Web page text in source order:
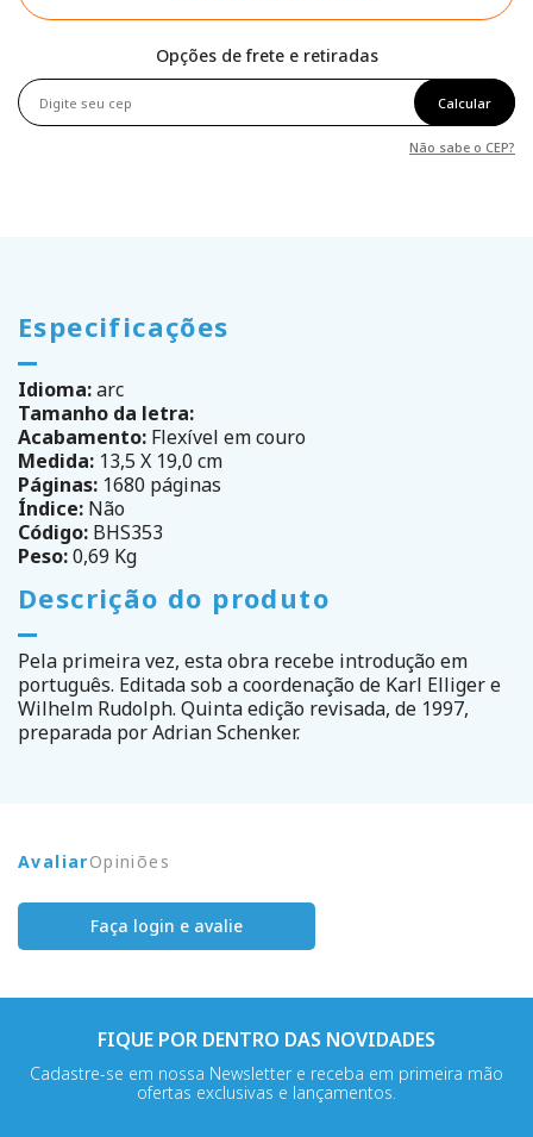
Opções de frete e retiradas
Calcular
Não sabe o CEP?
Especificações
Idioma:arc
Tamanho da letra:
Acabamento: Flexível em couro
Medida: 13,5 X 19,0 cm
Páginas: 1680 páginas
Índice: Não
Código: BHS353
Peso:0,69 Kg
Descrição do produto
Pela primeira vez, esta obra recebe introdução em
português. Editada sob a coordenação de Karl Elliger e
Wilhelm Rudolph. Quinta edição revisada, de 1997,
preparada por Adrian Schenker.
AvaliarOpiniões
Faça login e avalie
FIQUE POR DENTRO DAS NOVIDADES
Cadastre-se em nossa Newsletter e receba em primeira mão
ofertas exclusivas e lançamentos.